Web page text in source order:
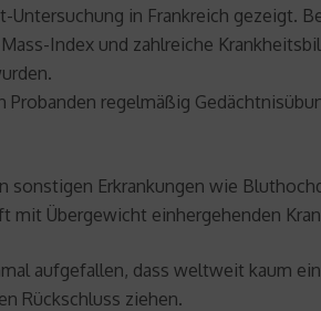
in Frankreich gezeigt.
Index und zahlreiche
Probanden regelmäßig
sonstigen Erkrankungen wie
Übergewicht einhergehenden
aufgefallen, dass weltweit kaum
Rückschluss ziehen.